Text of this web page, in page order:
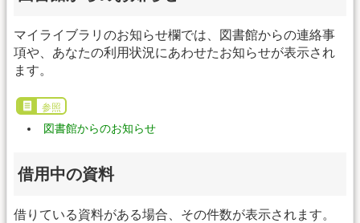
マイライブラリのお知らせ欄では、図書館からの連絡事
項や、あなたの利用状況にあわせたお知らせが表示され
ます。
参照
図書館からのお知らせ
借用中の資料
借りている資料がある場合、その件数が表示されます。